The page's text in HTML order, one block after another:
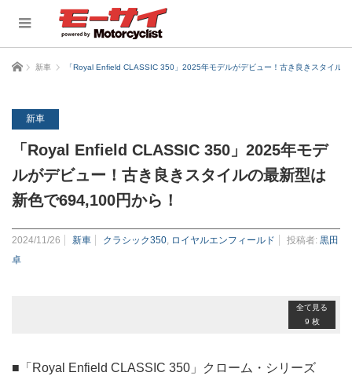
ホーム 新車 「Royal Enfield CLASSIC 350」2025年モデルがデビュー！古き良きスタイル
新車
「Royal Enfield CLASSIC 350」2025年モデ
ルがデビュー！古き良きスタイルの最新型は
新色で694,100円から！
2024/11/26 新車 クラシック350 ロイヤルエンフィールド 投稿者: 黒田
卓
全て見る
9 枚
■「Royal Enfield CLASSIC 350」クローム・シリーズ